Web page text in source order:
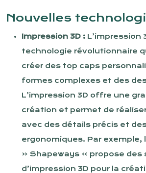
Nouvelles
Impression 3D : L’impression
technologie révolutionnaire
créer des top caps
formes complexes et des
L’impression 3D offre une
création et permet de
avec des détails précis et
ergonomiques. Par exemple,
« Shapeways » propose des
d’impression 3D pour la